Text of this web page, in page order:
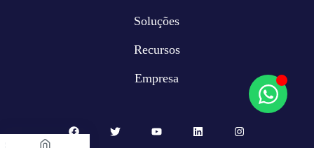
Soluções
Recursos
Empresa